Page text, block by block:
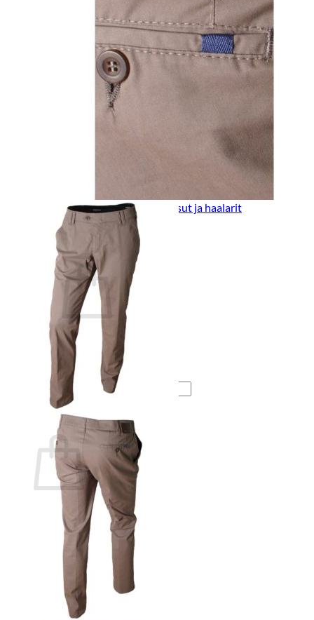
Lasten housut
Lasten housut
Lasten trikoo-ja collegehousut
Lasten farkut
Lasten shortsit
Lasten juhlahousut
Yöasut ja kylpytakit
Lasten yöpaidat
Lasten pyjamat
Ulkoilupuvut, housut ja haalarit
Kirjaudu
Ostoskori on tyhjä.
Takaisin kauppaan
Etsi:
Ostoskori
Ostoskori on tyhjä.
Takaisin kauppaan